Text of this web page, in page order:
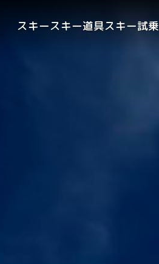
スキースキー道具スキー試乗